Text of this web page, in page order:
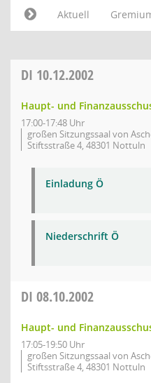
Aktuell
DI 10.12.2002
Haupt- und
17:00-17:48 Uhr
großen Sitzungssaal von
Stiftsstraße 4, 48301 Nottuln
Einladung Ö
Niederschrift Ö
DI 08.10.2002
Haupt- und
17:05-19:50 Uhr
großen Sitzungssaal von
Stiftsstraße 4, 48301 Nottuln